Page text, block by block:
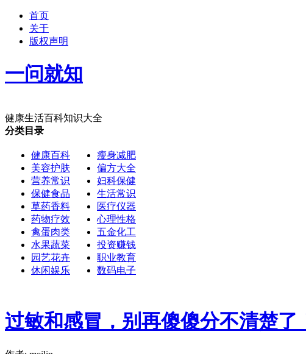
首页
关于
版权声明
一问就知
健康生活百科知识大全
分类目录
健康百科
美容护肤
营养常识
保健食品
草药香料
药物疗效
禽蛋肉类
水果蔬菜
园艺花卉
休闲娱乐
瘦身减肥
偏方大全
妇科保健
生活常识
医疗仪器
心理性格
五金化工
投资赚钱
职业教育
数码电子
过敏和感冒，别再傻傻分不清楚了